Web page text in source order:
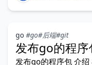
go #go#后端#git
发布go的程序
发布go的程序包 介